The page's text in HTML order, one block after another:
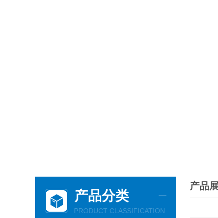
产品分类
PRODUCT CLASSIFICATION
产品